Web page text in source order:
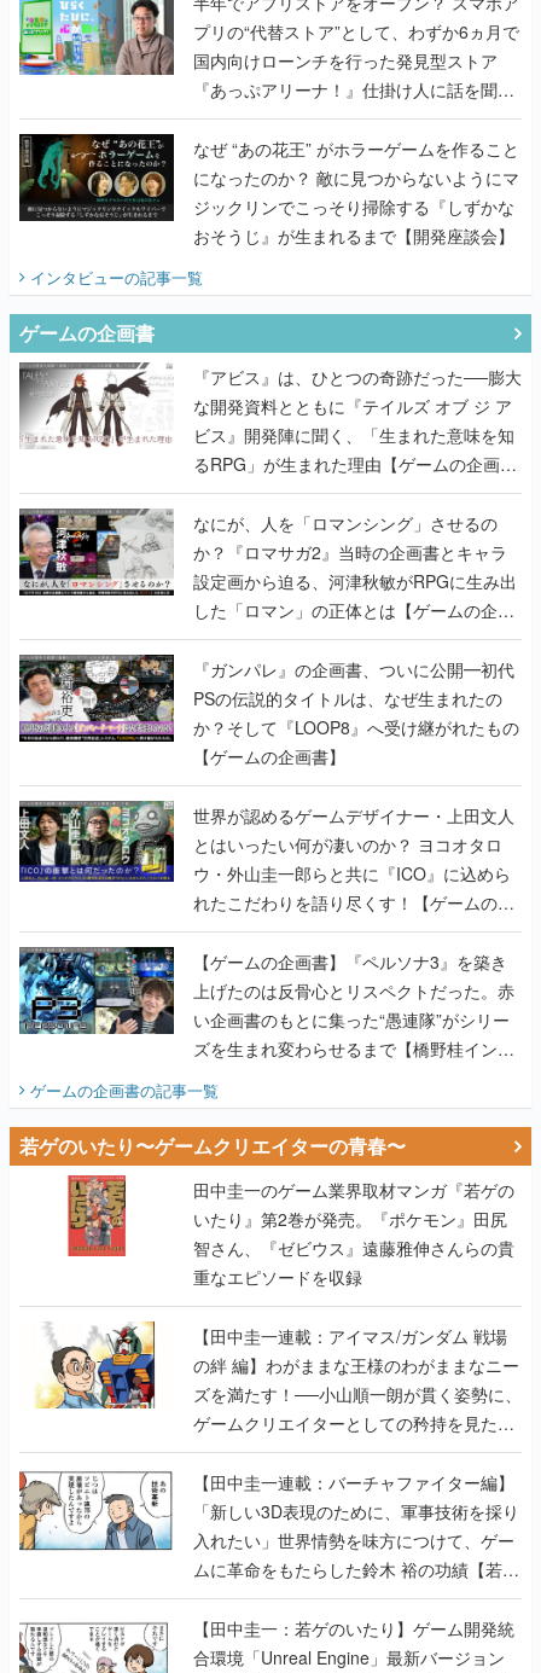
プリの“代替ストア”として、わずか6ヵ月で
国内向けローンチを行った発見型ストア
『あっぷアリーナ！』仕掛け人に話を聞い
てみた
なぜ “あの花王” がホラーゲームを作ること
になったのか？ 敵に見つからないようにマ
ジックリンでこっそり掃除する『しずかな
おそうじ』が生まれるまで【開発座談会】
インタビューの記事一覧
ゲームの企画書
『アビス』は、ひとつの奇跡だった──膨大
な開発資料とともに『テイルズ オブ ジ ア
ビス』開発陣に聞く、「生まれた意味を知
るRPG」が生まれた理由【ゲームの企画
書】
なにが、人を「ロマンシング」させるの
か？『ロマサガ2』当時の企画書とキャラ
設定画から迫る、河津秋敏がRPGに生み出
した「ロマン」の正体とは【ゲームの企画
書】
『ガンパレ』の企画書、ついに公開━初代
PSの伝説的タイトルは、なぜ生まれたの
か？そして『LOOP8』へ受け継がれたもの
【ゲームの企画書】
世界が認めるゲームデザイナー・上田文人
とはいったい何が凄いのか？ ヨコオタロ
ウ・外山圭一郎らと共に『ICO』に込めら
れたこだわりを語り尽くす！【ゲームの企
画書】
【ゲームの企画書】『ペルソナ3』を築き
上げたのは反骨心とリスペクトだった。赤
い企画書のもとに集った“愚連隊”がシリー
ズを生まれ変わらせるまで【橋野桂インタ
ビュー】
ゲームの企画書の記事一覧
若ゲのいたり〜ゲームクリエイターの青春〜
田中圭一のゲーム業界取材マンガ『若ゲの
いたり』第2巻が発売。『ポケモン』田尻
智さん、『ゼビウス』遠藤雅伸さんらの貴
重なエピソードを収録
【田中圭一連載：アイマス/ガンダム 戦場
の絆 編】わがままな王様のわがままなニー
ズを満たす！──小山順一朗が貫く姿勢に、
ゲームクリエイターとしての矜持を見た
【若ゲのいたり最終回】
【田中圭一連載：バーチャファイター編】
「新しい3D表現のために、軍事技術を採り
入れたい」世界情勢を味方につけて、ゲー
ムに革命をもたらした鈴木 裕の功績【若ゲ
のいたり】
【田中圭一：若ゲのいたり】ゲーム開発統
合環境「Unreal Engine」最新バージョン